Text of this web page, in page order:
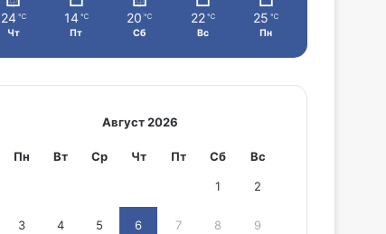
24 ℃
Чт
14 ℃
Пт
20 ℃
Сб
22 ℃
Вс
25 ℃
Пн
Август 2026
Пн Вт Ср Чт Пт Сб Вс
1 2
3 4 5 6 7 8 9